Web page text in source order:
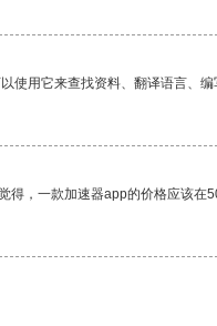
使用它来查找资料、翻译语言、编
，一款加速器app的价格应该在